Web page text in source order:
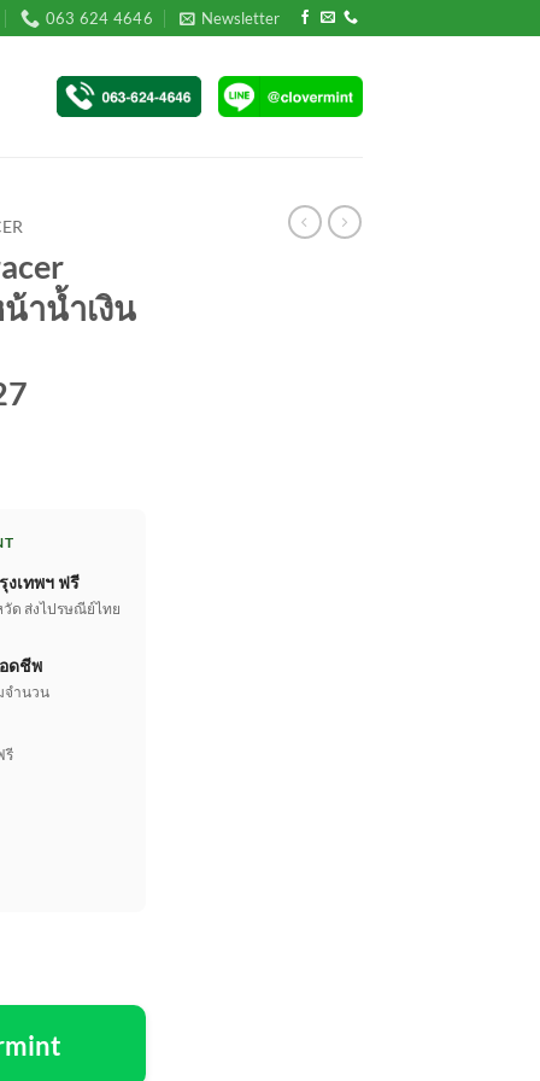
063 624 4646 Newsletter
าน้ำเงิน
งเทพฯ ฟรี
วัด ส่งไปรษณีย์ไทย
ดชีพ
จำนวน
รี